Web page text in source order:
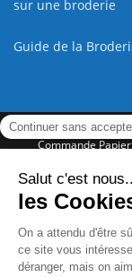
sur une broderie
Guide de la
Commande Papier
2008 -